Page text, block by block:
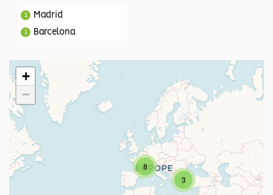
Madrid
1
Barcelona
1
3
8
+
−